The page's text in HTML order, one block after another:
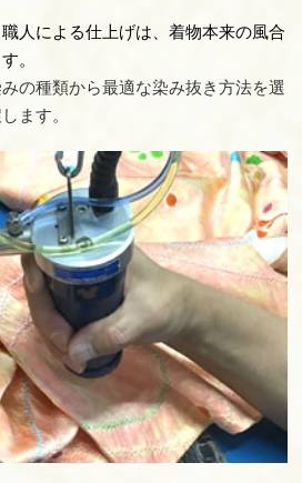
人による仕上げは、着物本来の風合
。
の種類から最適な染み抜き方法を選
ます。